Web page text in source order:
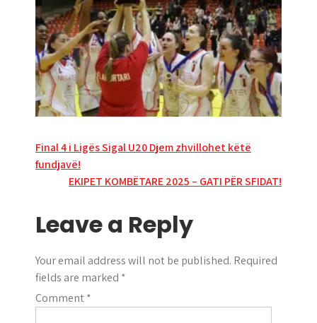
Post
navigation
Final 4 i Ligës Sigal U20 Djem zhvillohet këtë
fundjavë!
EKIPET KOMBËTARE 2025 – GATI PËR SFIDAT!
Leave a Reply
Your email address will not be published. Required
fields are marked *
Comment*